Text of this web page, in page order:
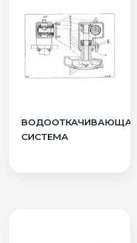
ВОДООТКАЧИВАЮЩАЯ
СИСТЕМА